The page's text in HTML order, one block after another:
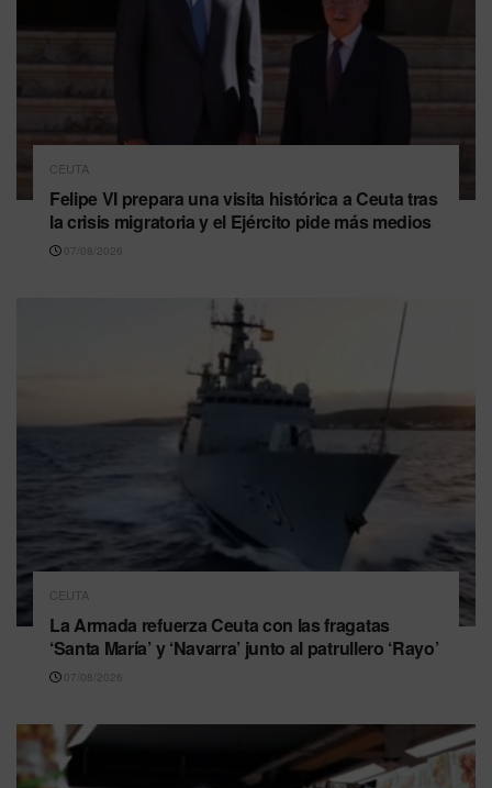
CEUTA
Felipe VI prepara una visita histórica a Ceuta tras
la crisis migratoria y el Ejército pide más medios
07/08/2026
CEUTA
La Armada refuerza Ceuta con las fragatas
‘Santa María’ y ‘Navarra’ junto al patrullero ‘Rayo’
07/08/2026